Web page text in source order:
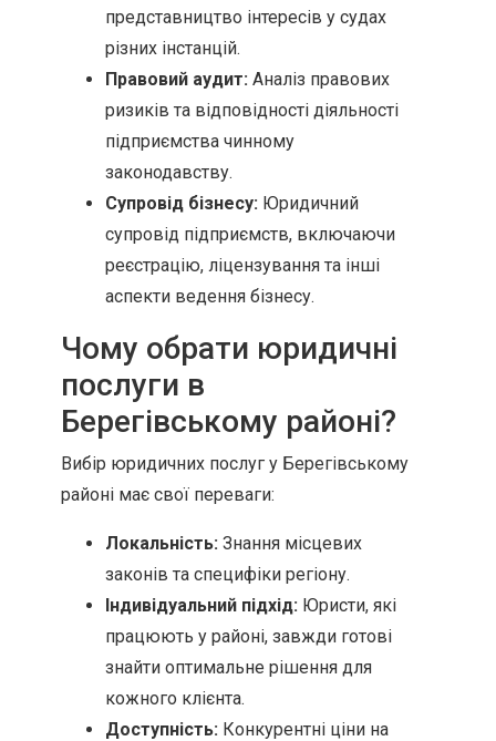
представництво інтересів у судах
різних інстанцій.
Правовий аудит: Аналіз правових
ризиків та відповідності діяльності
підприємства чинному
законодавству.
Супровід бізнесу: Юридичний
супровід підприємств, включаючи
реєстрацію, ліцензування та інші
аспекти ведення бізнесу.
Чому обрати юридичні
послуги в
Берегівському районі?
Вибір юридичних послуг у Берегівському
районі має свої переваги:
Локальність: Знання місцевих
законів та специфіки регіону.
Індивідуальний підхід: Юристи, які
працюють у районі, завжди готові
знайти оптимальне рішення для
кожного клієнта.
Доступність: Конкурентні ціни на